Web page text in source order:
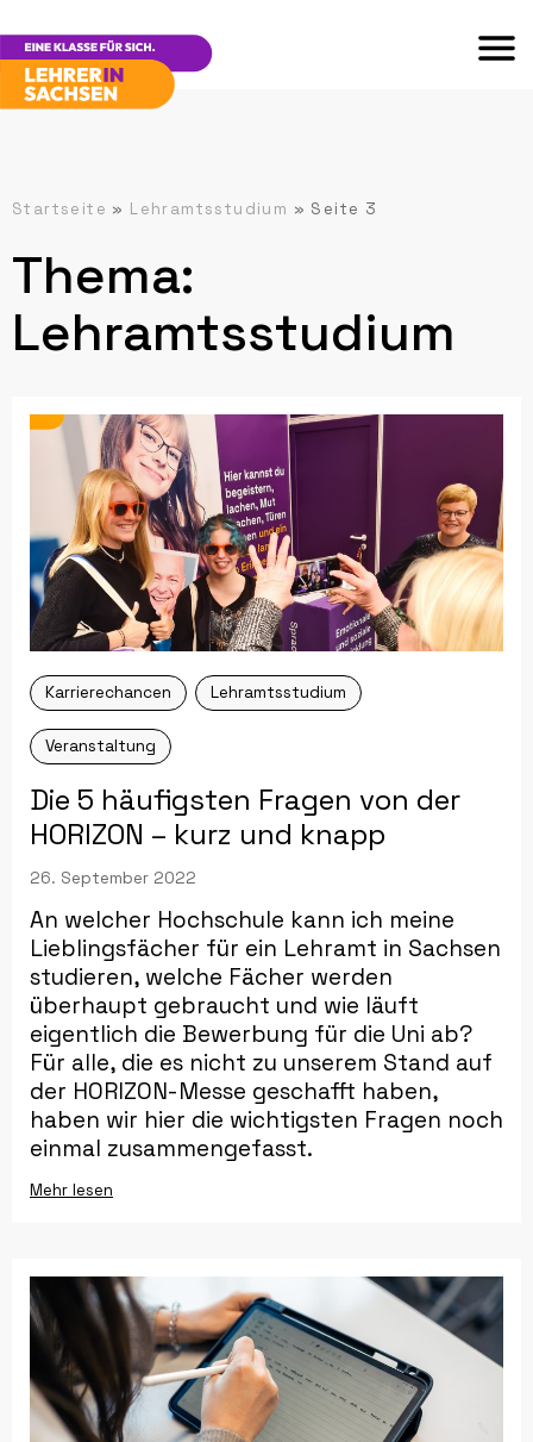
Startseite » Lehramtsstudium » Seite 3
Thema:
Lehramtsstudium
Karrierechancen Lehramtsstudium
Veranstaltung
Die 5 häufigsten Fragen von der
HORIZON – kurz und knapp
26. September 2022
An welcher Hochschule kann ich meine
Lieblingsfächer für ein Lehramt in Sachsen
studieren, welche Fächer werden
überhaupt gebraucht und wie läuft
eigentlich die Bewerbung für die Uni ab?
Für alle, die es nicht zu unserem Stand auf
der HORIZON-Messe geschafft haben,
haben wir hier die wichtigsten Fragen noch
einmal zusammengefasst.
Mehr lesen